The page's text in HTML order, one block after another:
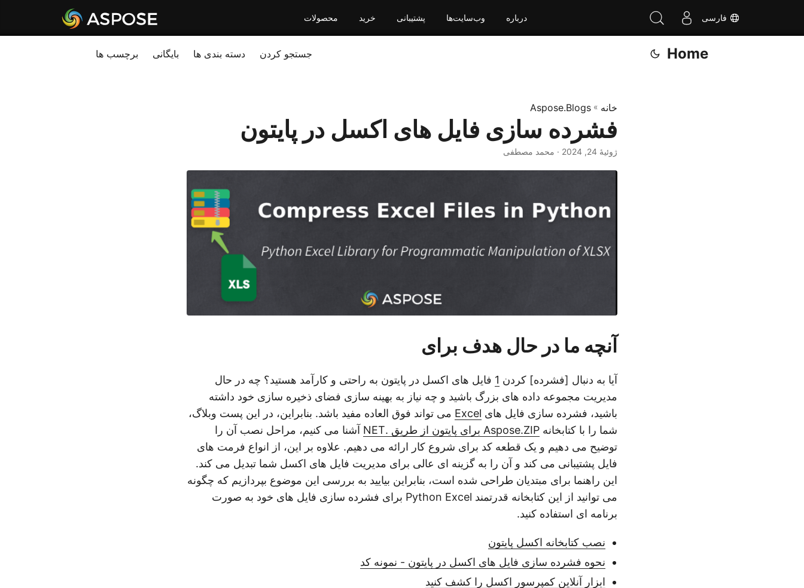
فارسی محصولات خرید پشتیبانی وب‌سایت‌ها درباره
Home جستجو کردن دسته بندی ها بایگانی برچسب ها
خانه »
Aspose.Blogs
فشرده سازی فایل های اکسل در پایتون
ژوئیهٔ 24, 2024 · محمد مصطفی
آنچه ما در حال هدف برای
آیا به دنبال [فشرده] کردن 1 فایل های اکسل در پایتون به راحتی و کارآمد هستید؟ چه در حال
مدیریت مجموعه داده های بزرگ باشید و چه نیاز به بهینه سازی فضای ذخیره سازی خود داشته
باشید، فشرده سازی فایل های Excel می تواند فوق العاده مفید باشد. بنابراین، در این پست وبلاگ،
شما را با کتابخانه Aspose.ZIP برای پایتون از طریق .NET
آشنا می کنیم، مراحل نصب آن را
توضیح می دهیم و یک قطعه کد برای شروع کار ارائه می دهیم. علاوه بر این، از انواع فرمت های
فایل پشتیبانی می کند و آن را به گزینه ای عالی برای مدیریت فایل های اکسل شما تبدیل می کند.
این راهنما برای مبتدیان طراحی شده است، بنابراین بیایید به بررسی این موضوع بپردازیم که چگونه
می توانید از این کتابخانه قدرتمند Python Excel برای فشرده سازی فایل های خود به صورت
برنامه ای استفاده کنید.
نصب کتابخانه اکسل پایتون
نحوه فشرده سازی فایل های اکسل در پایتون - نمونه کد
ابزار آنلاین کمپرسور اکسل را کشف کنید